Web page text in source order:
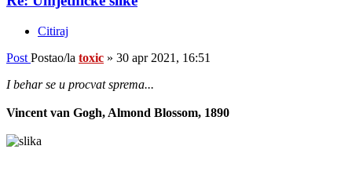
Citiraj
Post Postao/la toxic » 30 apr 2021, 16:51
I behar se u procvat sprema...
Vincent van Gogh, Almond Blossom, 1890